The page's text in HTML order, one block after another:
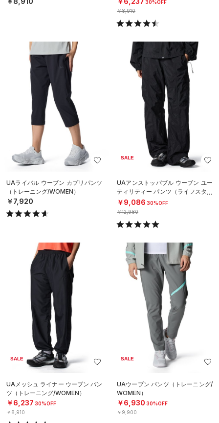
30%OFF
￥8,910
UAライバル ウーブン カプリパンツ
（トレーニング/WOMEN）
￥7,920
SALE
UAアンストッパブル ウーブン ユー
ティリティー パンツ（ライフスタイ
ル/WOMEN）
￥9,086 30%OFF
￥12,980
SALE
UAメッシュ ライナー ウーブン パン
ツ（トレーニング/WOMEN）
￥6,237 30%OFF
￥8,910
SALE
UAウーブン パンツ（トレーニング/
WOMEN）
￥6,930 30%OFF
￥9,900